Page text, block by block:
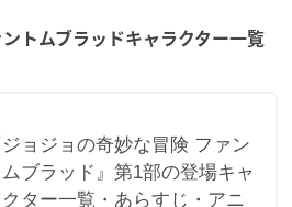
ントムブラッドキャラクター一覧